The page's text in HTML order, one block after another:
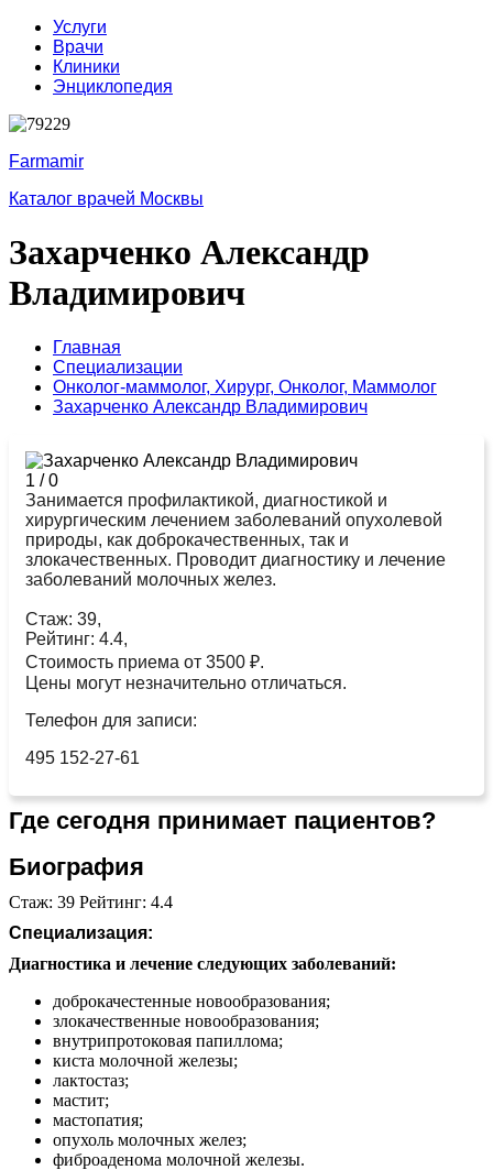
Услуги
Врачи
Клиники
Энциклопедия
Farmamir
Каталог врачей Москвы
Захарченко Александр
Владимирович
Главная
Специализации
Онколог-маммолог, Хирург, Онколог, Маммолог
Захарченко Александр Владимирович
1 /0
Занимается профилактикой, диагностикой и
хирургическим лечением заболеваний опухолевой
природы, как доброкачественных, так и
злокачественных. Проводит диагностику и лечение
заболеваний молочных желез.
Стаж: 39,
Рейтинг: 4.4,
Стоимость приема от 3500 ₽.
Цены могут незначительно отличаться.
Телефон для записи:
495 152-27-61
Где сегодня принимает пациентов?
Биография
Стаж: 39 Рейтинг: 4.4
Специализация:
Диагностика и лечение следующих заболеваний:
доброкачестенные новообразования;
злокачественные новообразования;
внутрипротоковая папиллома;
киста молочной железы;
лактостаз;
мастит;
мастопатия;
опухоль молочных желез;
фиброаденома молочной железы.